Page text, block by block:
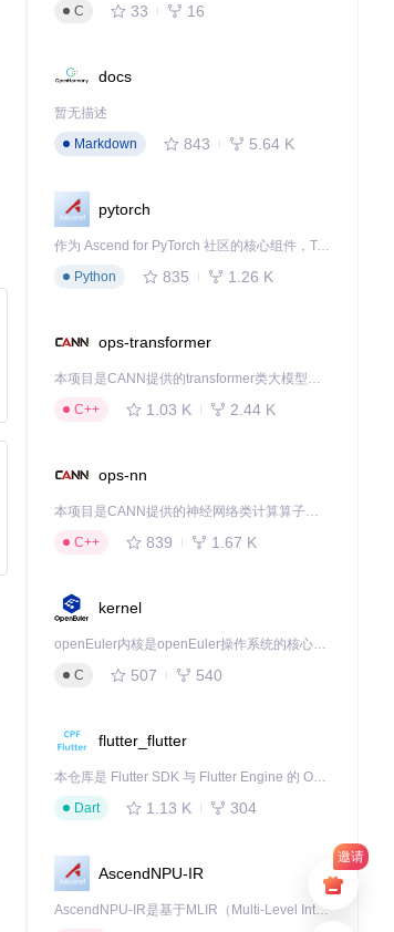
邀请
C
33 16
docs
暂无描述
Markdown
843 5.64 K
pytorch
作为 Ascend for PyTorch 社区的核心组件，TorchNPU 是昇腾专为 PyTorch 打造的深度学习适配插件，使 PyTorch 框架能够直接调用昇腾 NPU，为开发者提供昇腾 AI 处理器的超强算力。
Python
835 1.26 K
ops-transformer
本项目是CANN提供的transformer类大模型算子库，实现网络在NPU上加速计算。
C++
1.03 K 2.44 K
ops-nn
本项目是CANN提供的神经网络类计算算子库，实现网络在NPU上加速计算。
C++
839 1.67 K
kernel
openEuler内核是openEuler操作系统的核心，既是系统性能与稳定性的基石，也是连接处理器、设备与服务的桥梁。
C
507 540
flutter_flutter
本仓库是 Flutter SDK 与 Flutter Engine 的 OpenHarmony 适配版本，由 CPF-Flutter 团队维护。开发者可使用熟悉的 Flutter 技术栈开发 OpenHarmony 应用，3.35.7 及以后的适配版本可基于本仓库源码构建支持 OpenHarmony 的 Flutter Engine。
Dart
1.13 K 304
AscendNPU-IR
AscendNPU-IR是基于MLIR（Multi-Level Intermediate Representation）构建的，面向昇腾亲和算子编译时使用的中间表示，提供昇腾完备表达能力，通过编译优化提升昇腾AI处理器计算效率，支持通过生态框架使能昇腾AI处理器与深度调优